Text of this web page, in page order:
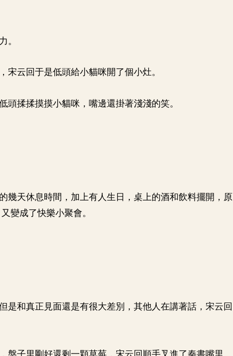
。
云回于是低頭給小貓咪開了個小灶。
揉揉摸摸小貓咪，嘴邊還掛著淺淺的笑。
幾天休息時間，加上有人生日，桌上的酒和飲料擺開，原
變成了快樂小聚會。
是和真正見面還是有很大差別，其他人在講著話，宋云回
盤子里剛好還剩一顆草莓，宋云回順手叉進了秦書嘴里。